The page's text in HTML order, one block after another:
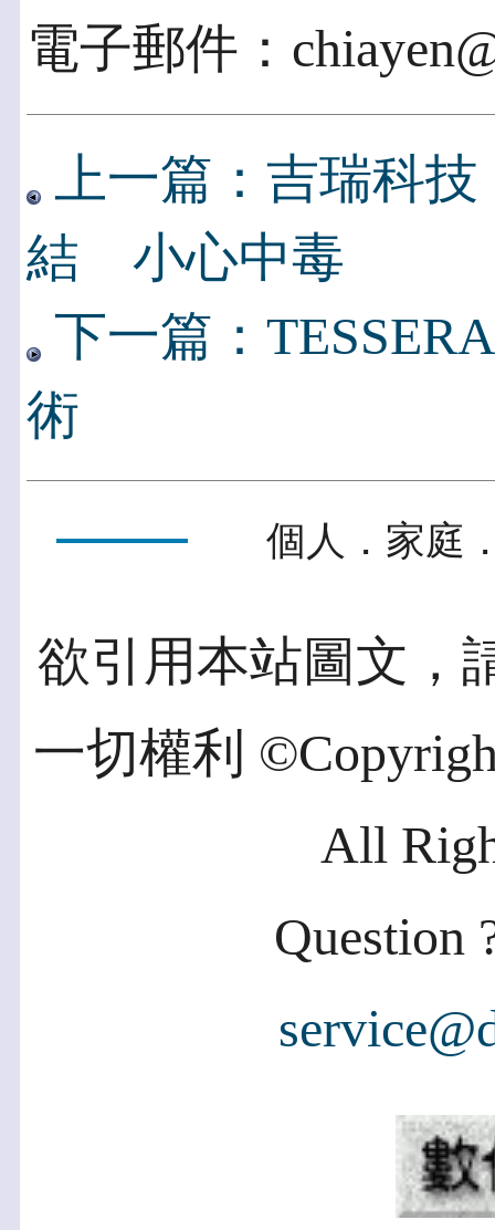
電子郵件：
上一篇：吉瑞科
結 小心中毒
下一篇：
術
個人．家庭
欲引用本站圖文，
一切權利
All
Question